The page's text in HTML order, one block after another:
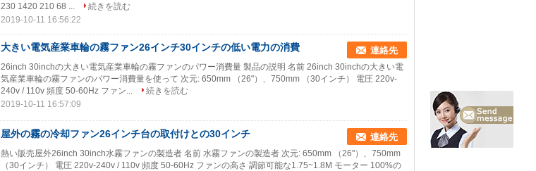
230 1420 210 68 ...
続きを読む
2019-10-11 16:56:22
大きい電気産業車輪の霧ファン26インチ30インチの低い電力の消費 連絡先
26inch 30inchの大きい電気産業車輪の霧ファンのパワー消費量 製品の説明 名前 26inch 30inchの大きい電
気産業車輪の霧ファンのパワー消費量を使って 次元: 650mm （26"）、750mm （30インチ） 電圧 220v-
240v / 110v 頻度 50-60Hz ファン...
続きを読む
2019-10-11 16:57:09
屋外の霧の冷却ファン26インチ台の取付けとの30インチ 連絡先
熱い販売屋外26inch 30inch水霧ファンの製造者 名前 水霧ファンの製造者 次元: 650mm （26"）、750mm
（30インチ） 電圧 220v-240v / 110v 頻度 50-60Hz ファンの高さ 調節可能な1.75~1.8M モーター 100%の